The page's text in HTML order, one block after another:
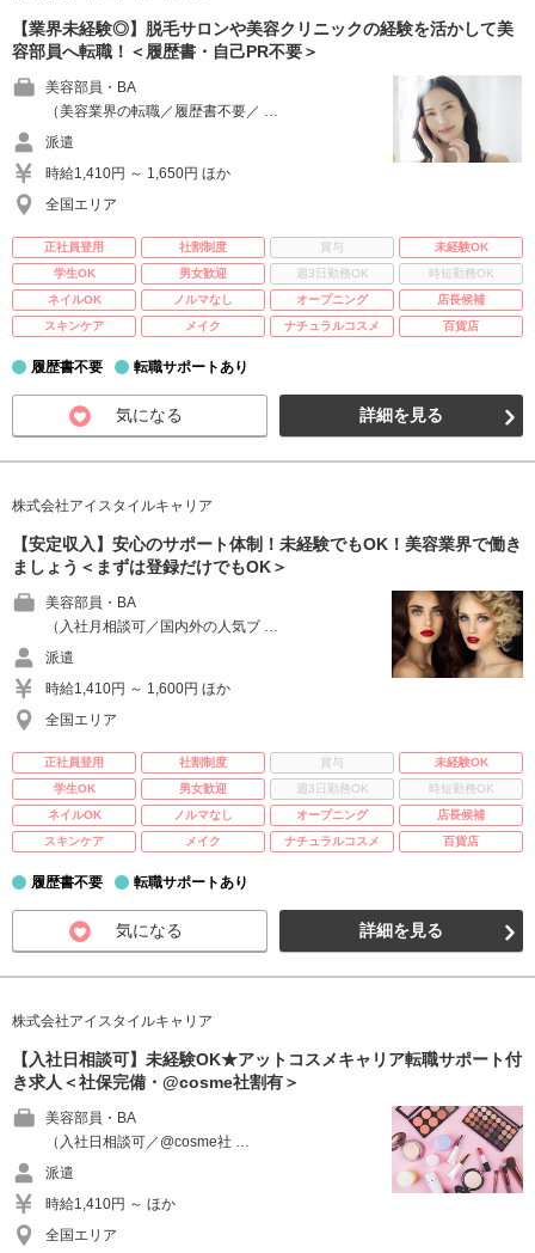
【業界未経験◎】脱毛サロンや美容クリニックの経験を活かして美
容部員へ転職！＜履歴書・自己PR不要＞
美容部員・BA
（美容業界の転職／履歴書不要／ …
派遣
時給1,410円 ～ 1,650円 ほか
全国エリア
正社員登用 社割制度 賞与
未経験OK
学生OK
男女歓迎 週3日勤務OK
時短勤務OK
ネイルOK
ノルマなし オープニング
店長候補
スキンケア
メイク ナチュラルコスメ 百貨店
履歴書不要 転職サポートあり
気になる 詳細を見る
株式会社アイスタイルキャリア
【安定収入】安心のサポート体制！未経験でもOK！美容業界で働き
ましょう＜まずは登録だけでもOK＞
美容部員・BA
（入社月相談可／国内外の人気ブ …
派遣
時給1,410円 ～ 1,600円 ほか
全国エリア
正社員登用 社割制度 賞与
未経験OK
学生OK
男女歓迎 週3日勤務OK
時短勤務OK
ネイルOK
ノルマなし オープニング
店長候補
スキンケア
メイク ナチュラルコスメ 百貨店
履歴書不要 転職サポートあり
気になる 詳細を見る
株式会社アイスタイルキャリア
【入社日相談可】未経験OK★アットコスメキャリア転職サポート付
き求人＜社保完備・@cosme社割有＞
美容部員・BA
（入社日相談可／@cosme社 …
派遣
時給1,410円 ～ ほか
全国エリア